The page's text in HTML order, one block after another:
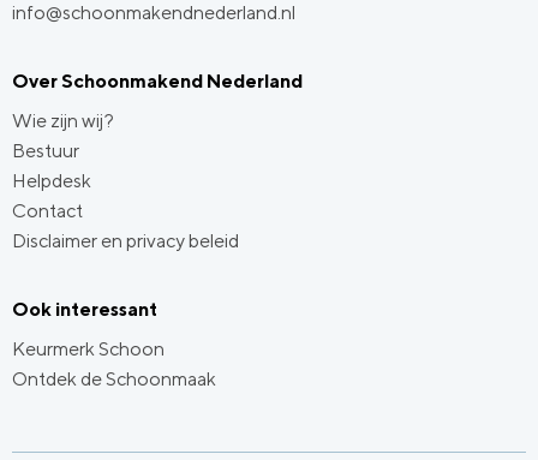
info@schoonmakendnederland.nl
Over Schoonmakend Nederland
Wie zijn wij?
Bestuur
Helpdesk
Contact
Disclaimer en privacy beleid
Ook interessant
Keurmerk Schoon
Ontdek de Schoonmaak